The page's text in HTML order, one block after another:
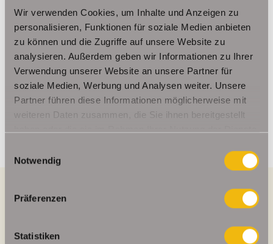
Wir verwenden Cookies, um Inhalte und Anzeigen zu
personalisieren, Funktionen für soziale Medien anbieten
zu können und die Zugriffe auf unsere Website zu
analysieren. Außerdem geben wir Informationen zu Ihrer
Verwendung unserer Website an unsere Partner für
soziale Medien, Werbung und Analysen weiter. Unsere
Partner führen diese Informationen möglicherweise mit
weiteren Daten zusammen, die Sie ihnen bereitgestellt
Notwendig
Präferenzen
Statistiken
Ansprechpartner
Frau Beate Schelkmann
Telefon: 004936124036202
Telefax: 004936124026179
Mobil: 00491714769991
info@schelkmann.de